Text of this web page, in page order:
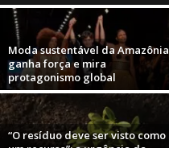
Moda sustentável da Amazônia
ganha força e mira
protagonismo global
“O resíduo deve ser visto como